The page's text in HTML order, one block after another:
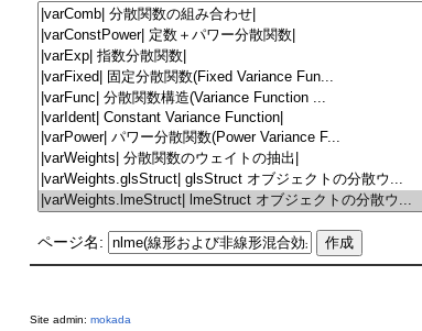
ページ名:
Site admin: mokada